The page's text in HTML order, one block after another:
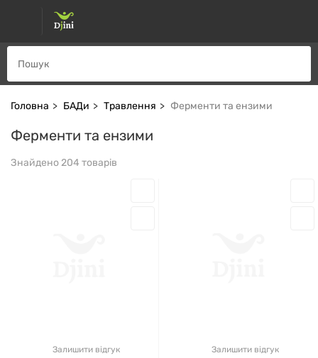
Головна БАДи Травлення Ферменти та ензими
Ферменти та ензими
Знайдено 204 товарів
Залишити відгук
Залишити відгук